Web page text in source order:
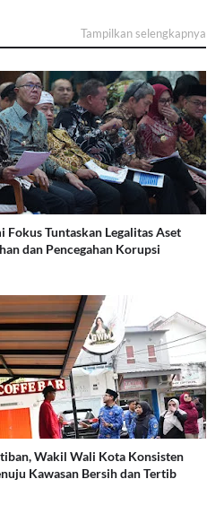
Tampilkan selengkapnya
Tuntaskan Legalitas Aset
dan Pencegahan Korupsi
Wakil Wali Kota Konsisten
Kawasan Bersih dan Tertib